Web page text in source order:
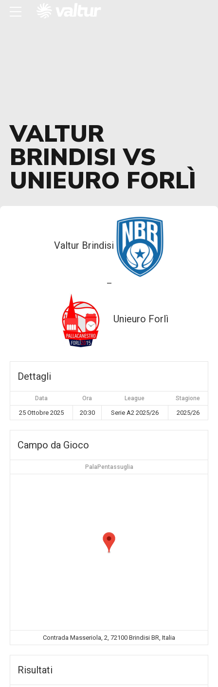
VALTUR
BRINDISI VS
UNIEURO FORLÌ
Valtur Brindisi
—
Unieuro Forlì
Dettagli
Data Ora League Stagione
25 Ottobre 2025 20:30 Serie A2 2025/26 2025/26
Campo da Gioco
PalaPentassuglia
Contrada Masseriola, 2, 72100 Brindisi BR, Italia
Risultati